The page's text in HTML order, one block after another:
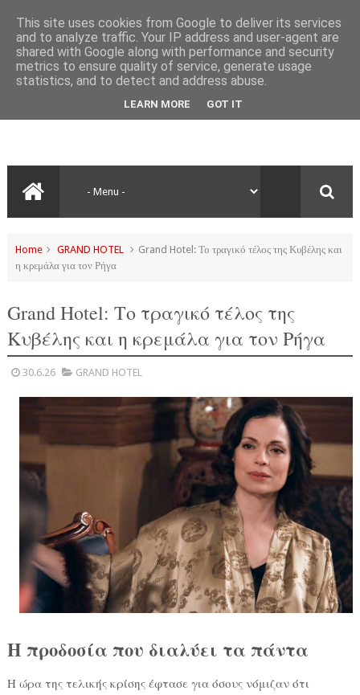
Home GRAND HOTEL
Grand Hotel: Το τραγικό τέλος της Κυβέλης και
η κρεμάλα για τον Ρήγα
Grand Hotel: Το τραγικό τέλος της
Κυβέλης και η κρεμάλα για τον Ρήγα
30.6.26 GRAND HOTEL
Η προδοσία που διαλύει τα πάντα
Η ώρα της τελικής κρίσης έφτασε για όσους νόμιζαν ότι
This site uses cookies from Google to deliver its services
and to analyze traffic. Your IP address and user-agent are
shared with Google along with performance and security
metrics to ensure quality of service, generate usage
statistics, and to detect and address abuse.
LEARN MORE GOT IT